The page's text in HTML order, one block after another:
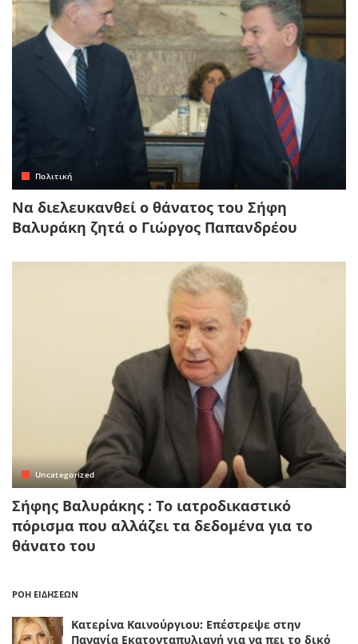
Πολιτική
Να διελευκανθεί ο θάνατος του Σήφη
Βαλυράκη ζητά ο Γιώργος Παπανδρέου
Uncategorized
Σήφης Βαλυράκης : Το ιατροδικαστικό
πόρισμα που αλλάζει τα δεδομένα για το
θάνατο του
ΡΟΗ ΕΙΔΗΣΕΩΝ
Κατερίνα Καινούργιου: Επέστρεψε στην
Παναγία Εκατονταπυλιανή για να πει το δικό